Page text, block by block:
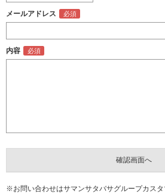
メールアドレス
内容
※お問い合わせはサマンサタバサグループカス